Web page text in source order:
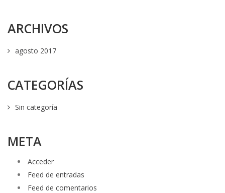
ARCHIVOS
agosto 2017
CATEGORÍAS
Sin categoría
META
Acceder
Feed de entradas
Feed de comentarios